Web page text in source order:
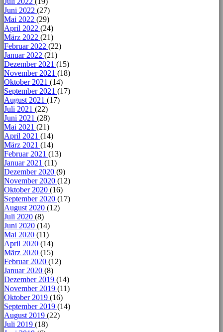
Juni 2022 (27)
Mai 2022 (29)
April 2022 (24)
März 2022 (21)
Februar 2022 (22)
Januar 2022 (21)
Dezember 2021 (15)
November 2021 (18)
Oktober 2021 (14)
September 2021 (17)
August 2021 (17)
Juli 2021 (22)
Juni 2021 (28)
Mai 2021 (21)
April 2021 (14)
März 2021 (14)
Februar 2021 (13)
Januar 2021 (11)
Dezember 2020 (9)
November 2020 (12)
Oktober 2020 (16)
September 2020 (17)
August 2020 (12)
Juli 2020 (8)
Juni 2020 (14)
Mai 2020 (11)
April 2020 (14)
März 2020 (15)
Februar 2020 (12)
Januar 2020 (8)
Dezember 2019 (14)
November 2019 (11)
Oktober 2019 (16)
September 2019 (14)
August 2019 (22)
Juli 2019 (18)